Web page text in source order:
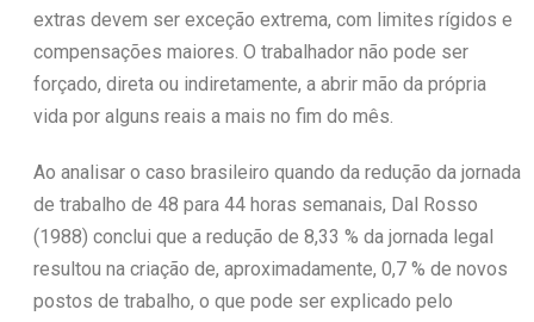
extras devem ser exceção extrema, com limites rígidos e
compensações maiores. O trabalhador não pode ser
forçado, direta ou indiretamente, a abrir mão da própria
vida por alguns reais a mais no fim do mês.
Ao analisar o caso brasileiro quando da redução da jornada
de trabalho de 48 para 44 horas semanais, Dal Rosso
(1988) conclui que a redução de 8,33 % da jornada legal
resultou na criação de, aproximadamente, 0,7 % de novos
postos de trabalho, o que pode ser explicado pelo